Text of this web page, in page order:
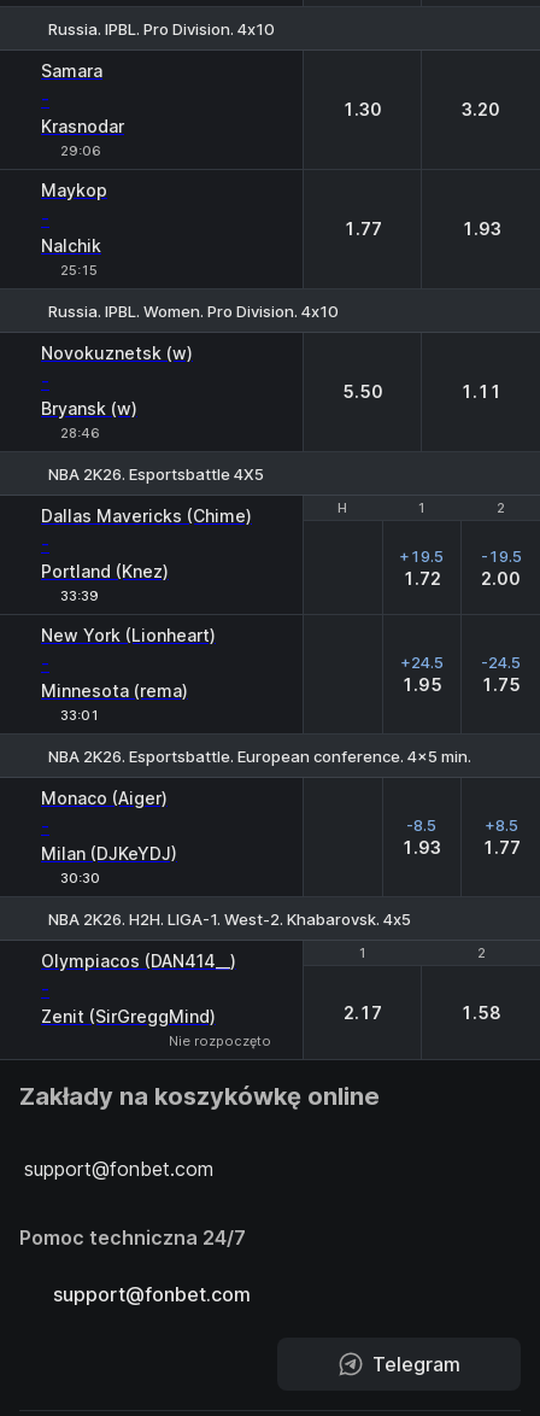
Russia. IPBL. Pro Division. 4х10
Samara
-
Krasnodar
29:06
1.30 3.20
Maykop
-
Nalchik
25:15
1.77 1.93
Russia. IPBL. Women. Pro Division. 4х10
Novokuznetsk (w)
-
Bryansk (w)
28:46
5.50 1.11
NBA 2K26. Esportsbattle 4Х5
H 1 2
Dallas Mavericks (Chime)
-
Portland (Knez)
33:39
H 1 2
+19.5
1.72
-19.5
2.00
New York (Lionheart)
-
Minnesota (rema)
33:01
+24.5
1.95
-24.5
1.75
NBA 2K26. Esportsbattle. European conference. 4x5 min.
Monaco (Aiger)
-
Milan (DJKeYDJ)
30:30
-8.5
1.93
+8.5
1.77
NBA 2K26. H2H. LIGA-1. West-2. Khabarovsk. 4х5
1 2
Olympiacos (DAN414__)
-
Zenit (SirGreggMind)
Nie rozpoczęto
1 2
2.17 1.58
Zakłady na koszykówkę online
support@fonbet.com
Pomoc techniczna 24/7
support@fonbet.com
Telegram